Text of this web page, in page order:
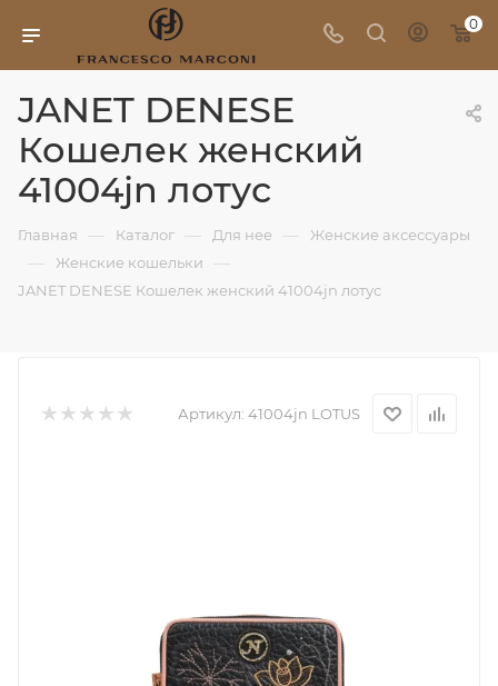
0
JANET DENESE
Кошелек женский
41004jn лотус
Главная — Каталог — Для нее — Женские аксессуары
— Женские кошельки —
JANET DENESE Кошелек женский 41004jn лотус
Артикул: 41004jn LOTUS